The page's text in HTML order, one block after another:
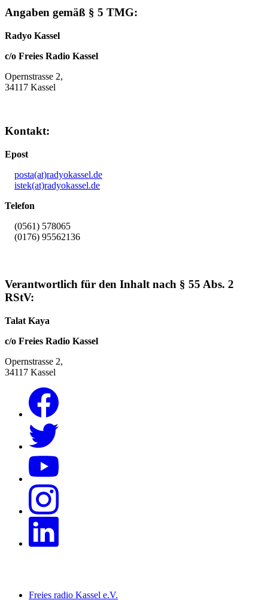
Angaben gemäß § 5 TMG:
Radyo Kassel
c/o Freies Radio Kassel
Opernstrasse 2,
34117 Kassel
Kontakt:
Epost
posta(at)radyokassel.de
istek(at)radyokassel.de
Telefon
(0561) 578065
(0176) 95562136
Verantwortlich für den Inhalt nach § 55 Abs. 2
RStV:
Talat Kaya
c/o Freies Radio Kassel
Opernstrasse 2,
34117 Kassel
Freies radio Kassel e.V.